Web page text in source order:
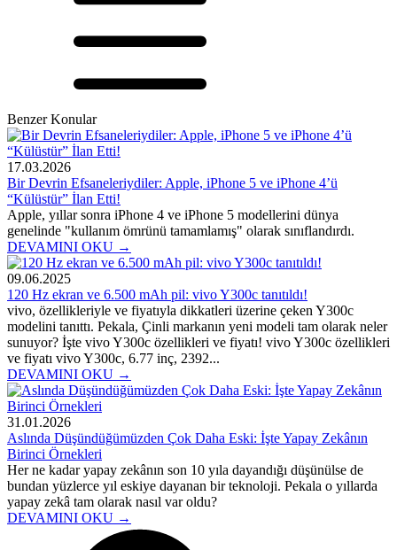
Benzer Konular
17.03.2026
Bir Devrin Efsaneleriydiler: Apple, iPhone 5 ve iPhone 4’ü
“Külüstür” İlan Etti!
Apple, yıllar sonra iPhone 4 ve iPhone 5 modellerini dünya
genelinde "kullanım ömrünü tamamlamış" olarak sınıflandırdı.
DEVAMINI OKU →
09.06.2025
120 Hz ekran ve 6.500 mAh pil: vivo Y300c tanıtıldı!
vivo, özellikleriyle ve fiyatıyla dikkatleri üzerine çeken Y300c
modelini tanıttı. Pekala, Çinli markanın yeni modeli tam olarak neler
sunuyor? İşte vivo Y300c özellikleri ve fiyatı! vivo Y300c özellikleri
ve fiyatı vivo Y300c, 6.77 inç, 2392...
DEVAMINI OKU →
31.01.2026
Aslında Düşündüğümüzden Çok Daha Eski: İşte Yapay Zekânın
Birinci Örnekleri
Her ne kadar yapay zekânın son 10 yıla dayandığı düşünülse de
bundan yüzlerce yıl eskiye dayanan bir teknoloji. Pekala o yıllarda
yapay zekâ tam olarak nasıl var oldu?
DEVAMINI OKU →